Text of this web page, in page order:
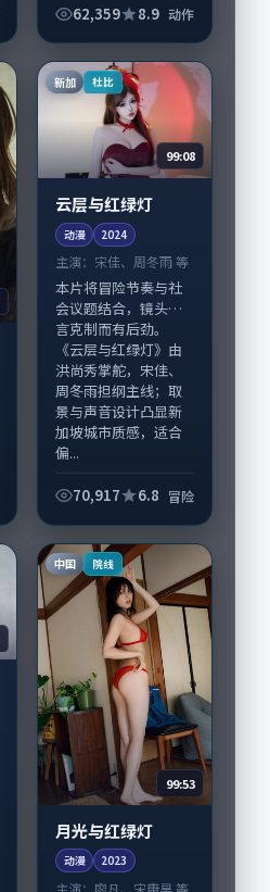
写人生轨迹的故事，
导演黑泽清擅长留白
叙事，沈腾、裴斗娜
62,359 8.9 动作
新加 杜比
99:08
云层与红绿灯
动漫 2024
主演： 宋佳、周冬雨 等
本片将冒险节奏与社
会议题结合，镜头语
言克制而有后劲。
《云层与红绿灯》由
洪尚秀掌舵，宋佳、
周冬雨担纲主线；取
景与声音设计凸显新
加坡城市质感，适合
偏...
70,917 6.8 冒险
中国 院线
99:53
月光与红绿灯
动漫 2023
主演： 廖凡、宋康昊 等